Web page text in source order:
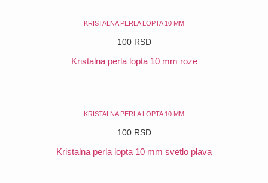
KRISTALNA PERLA LOPTA 10 MM
100 RSD
Kristalna perla lopta 10 mm roze
KRISTALNA PERLA LOPTA 10 MM
100 RSD
Kristalna perla lopta 10 mm svetlo plava